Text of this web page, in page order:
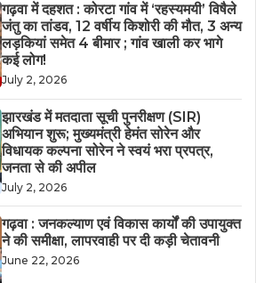
गढ़वा में दहशत : कोरटा गांव में ‘रहस्यमयी’ विषैले
जंतु का तांडव, 12 वर्षीय किशोरी की मौत, 3 अन्य
लड़कियां समेत 4 बीमार ; गांव खाली कर भागे
कई लोग!
July 2, 2026
झारखंड में मतदाता सूची पुनरीक्षण (SIR)
अभियान शुरू; मुख्यमंत्री हेमंत सोरेन और
विधायक कल्पना सोरेन ने स्वयं भरा प्रपत्र,
जनता से की अपील
July 2, 2026
गढ़वा : जनकल्याण एवं विकास कार्यों की उपायुक्त
ने की समीक्षा, लापरवाही पर दी कड़ी चेतावनी
June 22, 2026